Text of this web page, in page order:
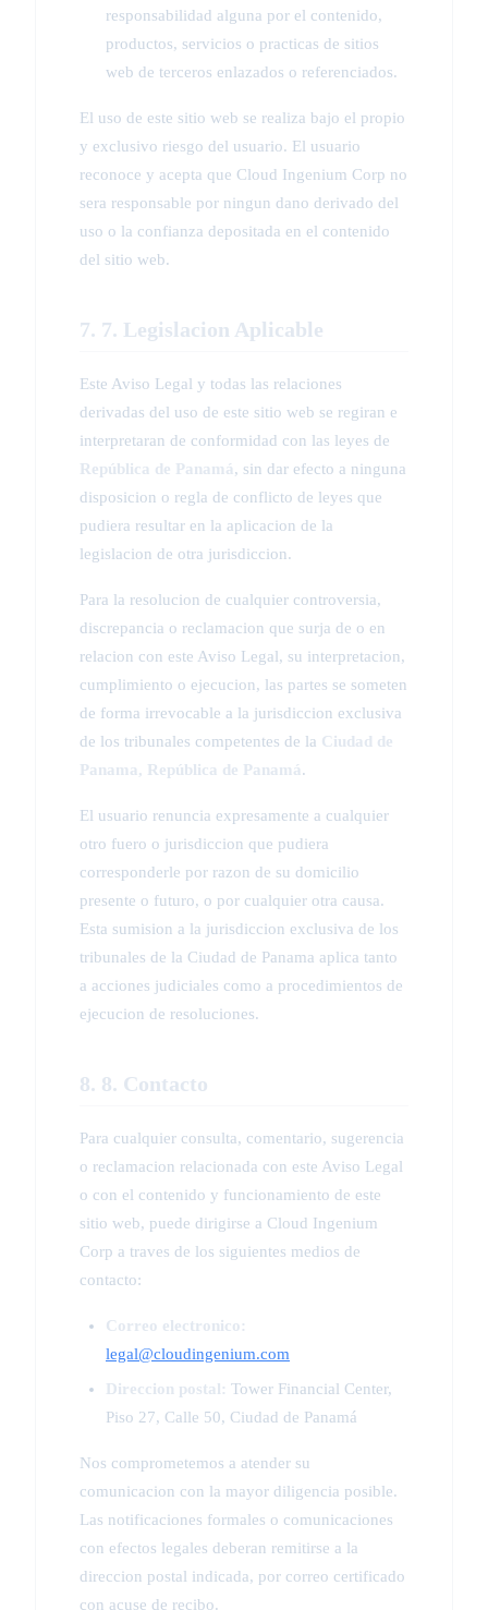
responsabilidad alguna por el contenido,
productos, servicios o practicas de sitios
web de terceros enlazados o referenciados.
El uso de este sitio web se realiza bajo el propio
y exclusivo riesgo del usuario. El usuario
reconoce y acepta que Cloud Ingenium Corp no
sera responsable por ningun dano derivado del
uso o la confianza depositada en el contenido
del sitio web.
7. 7. Legislacion Aplicable
Este Aviso Legal y todas las relaciones
derivadas del uso de este sitio web se regiran e
interpretaran de conformidad con las leyes de
República de Panamá, sin dar efecto a ninguna
disposicion o regla de conflicto de leyes que
pudiera resultar en la aplicacion de la
legislacion de otra jurisdiccion.
Para la resolucion de cualquier controversia,
discrepancia o reclamacion que surja de o en
relacion con este Aviso Legal, su interpretacion,
cumplimiento o ejecucion, las partes se someten
de forma irrevocable a la jurisdiccion exclusiva
de los tribunales competentes de la Ciudad de
Panama, República de Panamá.
El usuario renuncia expresamente a cualquier
otro fuero o jurisdiccion que pudiera
corresponderle por razon de su domicilio
presente o futuro, o por cualquier otra causa.
Esta sumision a la jurisdiccion exclusiva de los
tribunales de la Ciudad de Panama aplica tanto
a acciones judiciales como a procedimientos de
ejecucion de resoluciones.
8. 8. Contacto
Para cualquier consulta, comentario, sugerencia
o reclamacion relacionada con este Aviso Legal
o con el contenido y funcionamiento de este
sitio web, puede dirigirse a Cloud Ingenium
Corp a traves de los siguientes medios de
contacto:
Correo electronico:
legal@cloudingenium.com
Direccion postal: Tower Financial Center,
Piso 27, Calle 50, Ciudad de Panamá
Nos comprometemos a atender su
comunicacion con la mayor diligencia posible.
Las notificaciones formales o comunicaciones
con efectos legales deberan remitirse a la
direccion postal indicada, por correo certificado
con acuse de recibo.